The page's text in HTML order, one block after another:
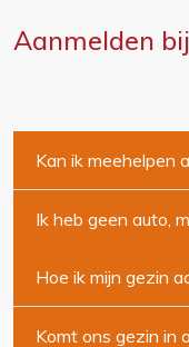
Aanmelden
Kan ik meehelpen
Ik heb geen auto,
Hoe ik mijn gezin
Komt ons gezin in